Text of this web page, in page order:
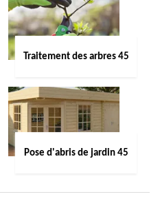
Traitement des arbres 45
Pose d'abris de jardin 45